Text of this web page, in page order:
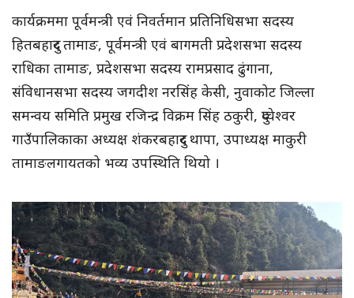
कार्यक्रममा पूर्वमन्त्री एवं निवर्तमान प्रतिनिधिसभा सदस्य
हितबहादुर तामाङ, पूर्वमन्त्री एवं बागमती प्रदेशसभा सदस्य
राधिका तामाङ, प्रदेशसभा सदस्य रामप्रसाद ढुंगाना,
संविधानसभा सदस्य जगदीश नरसिंह केसी, नुवाकोट जिल्ला
समन्वय समिति प्रमुख रजिन्द्र विक्रम सिंह ठकुरी, दुप्चेश्वर
गाउँपालिकाका अध्यक्ष शंकरबहादुर थापा, उपाध्यक्ष माकुरी
तामाङलगायतको भव्य उपस्थिति थियो ।